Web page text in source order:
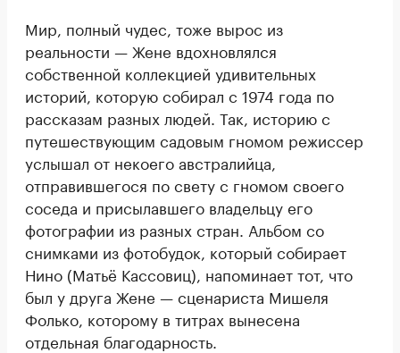
Мир, полный чудес, тоже вырос из
реальности — Жене вдохновлялся
собственной коллекцией удивительных
историй, которую собирал с 1974 года по
рассказам разных людей. Так, историю с
путешествующим садовым гномом режиссер
услышал от некоего австралийца,
отправившегося по свету с гномом своего
соседа и присылавшего владельцу его
фотографии из разных стран. Альбом со
снимками из фотобудок, который собирает
Нино (Матьё Кассовиц), напоминает тот, что
был у друга Жене — сценариста Мишеля
Фолько, которому в титрах вынесена
отдельная благодарность.